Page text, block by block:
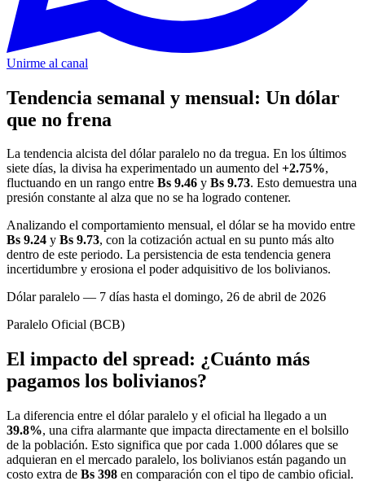
Unirme al canal
Tendencia semanal y mensual: Un dólar
que no frena
La tendencia alcista del dólar paralelo no da tregua. En los últimos
siete días, la divisa ha experimentado un aumento del +2.75%,
fluctuando en un rango entre Bs 9.46 y Bs 9.73. Esto demuestra una
presión constante al alza que no se ha logrado contener.
Analizando el comportamiento mensual, el dólar se ha movido entre
Bs 9.24 y Bs 9.73, con la cotización actual en su punto más alto
dentro de este periodo. La persistencia de esta tendencia genera
incertidumbre y erosiona el poder adquisitivo de los bolivianos.
Dólar paralelo — 7 días hasta el domingo, 26 de abril de 2026
Paralelo Oficial (BCB)
El impacto del spread: ¿Cuánto más
pagamos los bolivianos?
La diferencia entre el dólar paralelo y el oficial ha llegado a un
39.8%, una cifra alarmante que impacta directamente en el bolsillo
de la población. Esto significa que por cada 1.000 dólares que se
adquieran en el mercado paralelo, los bolivianos están pagando un
costo extra de Bs 398 en comparación con el tipo de cambio oficial.